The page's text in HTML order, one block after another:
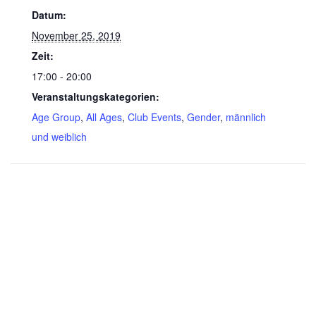
Datum:
November 25, 2019
Zeit:
17:00 - 20:00
Veranstaltungskategorien:
Age Group, All Ages, Club Events, Gender, männlich
und weiblich